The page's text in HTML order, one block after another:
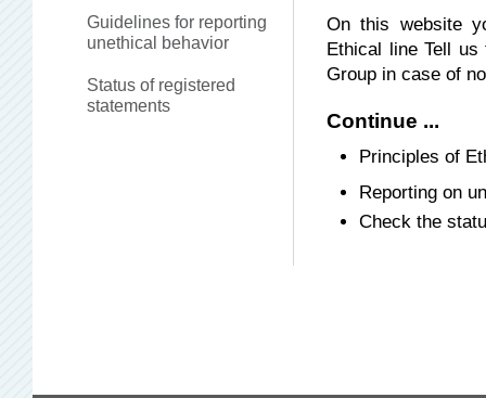
Guidelines for reporting
unethical behavior
Status of registered
statements
On this website
Ethical line Tell us
Group in case of
Continue ...
Principles of
Reporting on
Check the